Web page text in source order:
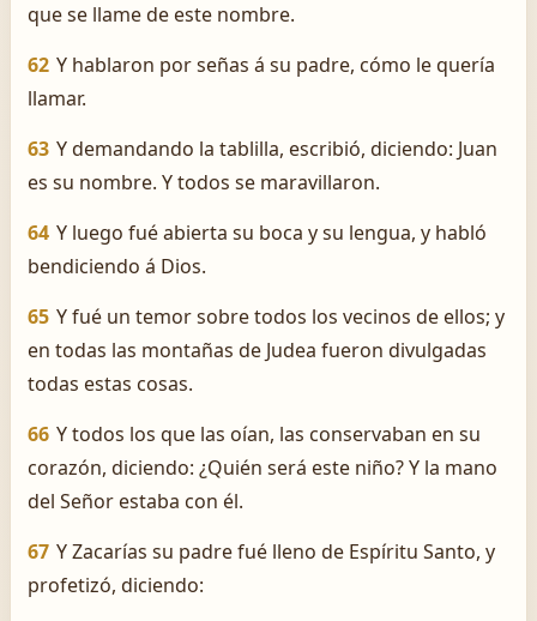
que se llame de este nombre.
62 Y hablaron por señas á su padre, cómo le quería
llamar.
63 Y demandando la tablilla, escribió, diciendo: Juan
es su nombre. Y todos se maravillaron.
64 Y luego fué abierta su boca y su lengua, y habló
bendiciendo á Dios.
65 Y fué un temor sobre todos los vecinos de ellos; y
en todas las montañas de Judea fueron divulgadas
todas estas cosas.
66 Y todos los que las oían, las conservaban en su
corazón, diciendo: ¿Quién será este niño? Y la mano
del Señor estaba con él.
67 Y Zacarías su padre fué lleno de Espíritu Santo, y
profetizó, diciendo: